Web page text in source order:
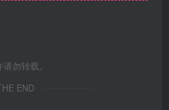
勿转载。
END